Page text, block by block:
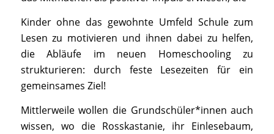
Kinder ohne das gewohnte Umfeld Schule zum
Lesen zu motivieren und ihnen dabei zu helfen,
die Abläufe im neuen Homeschooling zu
strukturieren: durch feste Lesezeiten für ein
gemeinsames Ziel!
Mittlerweile wollen die Grundschüler*innen auch
wissen, wo die Rosskastanie, ihr Einlesebaum,